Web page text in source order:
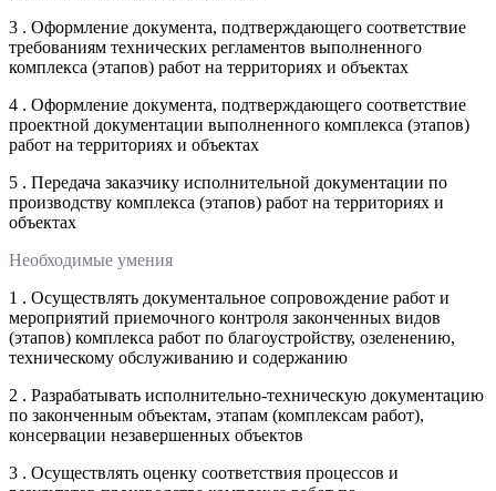
3 . Оформление документа, подтверждающего соответствие
требованиям технических регламентов выполненного
комплекса (этапов) работ на территориях и объектах
4 . Оформление документа, подтверждающего соответствие
проектной документации выполненного комплекса (этапов)
работ на территориях и объектах
5 . Передача заказчику исполнительной документации по
производству комплекса (этапов) работ на территориях и
объектах
Необходимые умения
1 . Осуществлять документальное сопровождение работ и
мероприятий приемочного контроля законченных видов
(этапов) комплекса работ по благоустройству, озеленению,
техническому обслуживанию и содержанию
2 . Разрабатывать исполнительно-техническую документацию
по законченным объектам, этапам (комплексам работ),
консервации незавершенных объектов
3 . Осуществлять оценку соответствия процессов и